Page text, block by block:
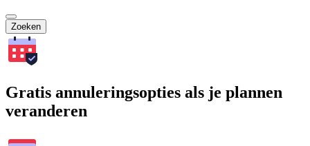
Zoeken
Gratis annuleringsopties als je plannen
veranderen